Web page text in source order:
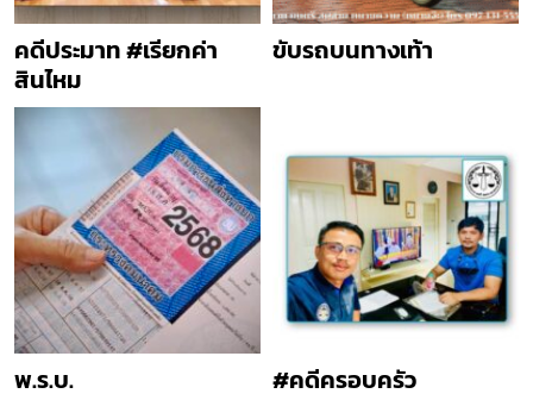
คดีประมาท #เรียกค่า
สินไหม
ขับรถบนทางเท้า
พ.ร.บ. #คดีครอบครัว